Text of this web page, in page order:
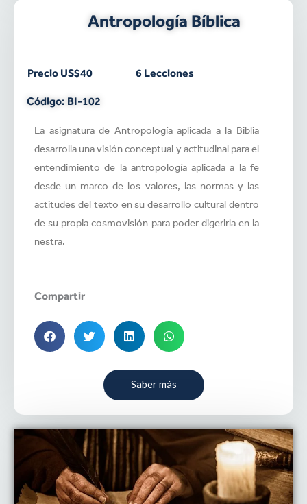
Antropología Bíblica
Precio US$40 6 Lecciones
Código: BI-102
La asignatura de Antropología aplicada a la Biblia
desarrolla una visión conceptual y actitudinal para el
entendimiento de la antropología aplicada a la fe
desde un marco de los valores, las normas y las
actitudes del texto en su desarrollo cultural dentro
de su propia cosmovisión para poder digerirla en la
nestra.
Compartir
Saber más